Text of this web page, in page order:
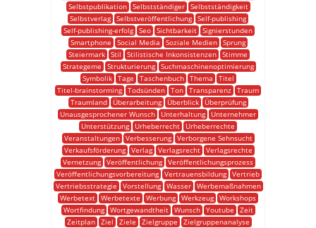
Selbstpublikation
Selbstständiger
Selbstständigkeit
Selbstverlag Selbstveröffentlichung Self-publishing
Self-publishing-erfolg Seo Sichtbarkeit Signierstunden
Smartphone
Social Media Soziale Medien Sprung
Steiermark Stil Stilistische Inkonsistenzen Stimme
Strategeme
Strukturierung
Suchmaschinenoptimierung
Symbolik
Tage Taschenbuch Thema
Titel
Titel-brainstorming Todsünden Ton Transparenz Traum
Traumland
Überarbeitung Überblick
Überprüfung
Unausgesprochener Wunsch
Unterhaltung
Unternehmer
Unterstützung
Urheberrecht
Urheberrechte
Veranstaltungen
Verbesserung
Verborgene Sehnsucht
Verkaufsförderung
Verlag Verlagsrecht
Verlagsrechte
Vernetzung Veröffentlichung Veröffentlichungsprozess
Veröffentlichungsvorbereitung Vertrauensbildung Vertrieb
Vertriebsstrategie
Vorstellung Wasser
Werbemaßnahmen
Werbetext Werbetexte Werbung Werkzeug Workshops
Wortfindung
Wortgewandtheit Wunsch Youtube
Zeit
Zeitplan
Ziel Ziele Zielgruppe
Zielgruppenanalyse